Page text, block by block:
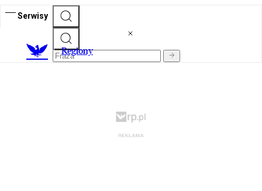
Serwisy
Regiony